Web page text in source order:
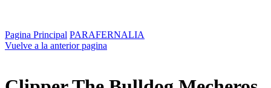
Pagina Principal PARAFERNALIA
Vuelve a la anterior pagina